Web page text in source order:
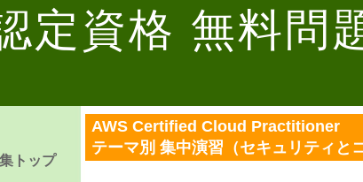
定資格 無料問
AWS Certified Cloud Practitioner
テーマ別 集中演習（セキュリティと
トップ